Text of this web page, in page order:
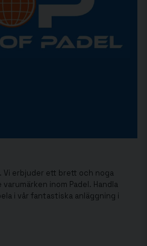
Vi erbjuder ett brett och noga
inom Padel. Handla
i vår fantastiska anläggning i